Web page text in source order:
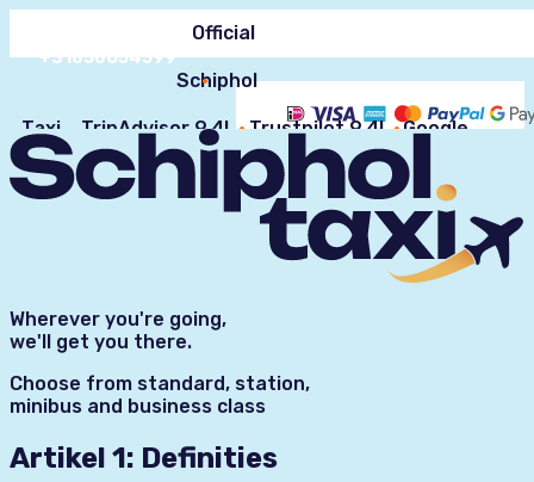
+31850654599
Official
Schiphol
Taxi TripAdvisor 9.4! Trustpilot 9.4! Google
Reviews 9.2!
Wherever you're going,
we'll get you there.
Choose from standard, station,
minibus and business class
Artikel 1: Definities